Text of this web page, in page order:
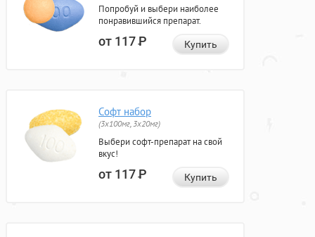
Попробуй и выбери наиболее
понравившийся препарат.
от 117Р Купить
Софт набор
(3x100мг, 3x20мг)
Выбери софт-препарат на свой
вкус!
от 117Р Купить